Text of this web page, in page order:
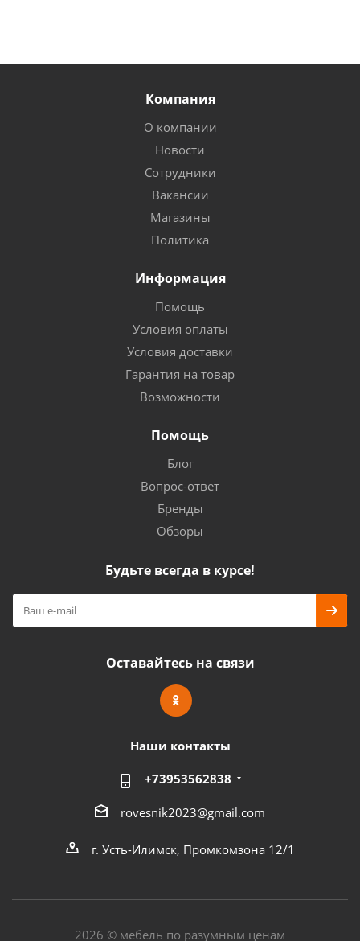
Компания
О компании
Новости
Сотрудники
Вакансии
Магазины
Политика
Информация
Помощь
Условия оплаты
Условия доставки
Гарантия на товар
Возможности
Помощь
Блог
Вопрос-ответ
Бренды
Обзоры
Будьте всегда в курсе!
Оставайтесь на связи
Наши контакты
+73953562838
rovesnik2023@gmail.com
г. Усть-Илимск, Промкомзона 12/1
2026 © мебель по разумным ценам